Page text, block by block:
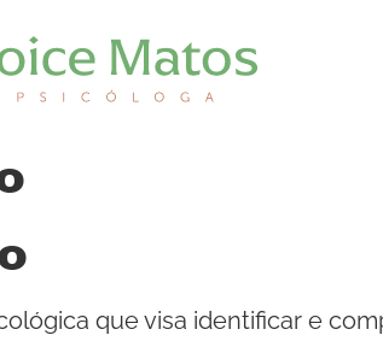
que visa identificar e